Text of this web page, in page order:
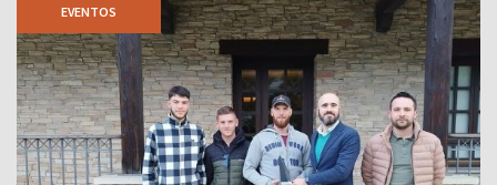
EVENTOS